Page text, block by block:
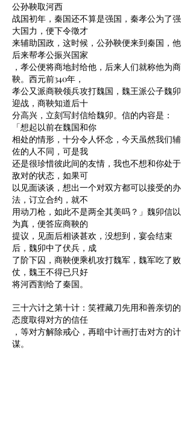
公孙鞅取河西
战国初年，秦国还不算是强国，秦孝公为了强
大国力，便下令徵才
来辅助国政，这时候，公孙鞅便来到秦国，他
后来帮孝公振兴国家
，孝公便将商地封给他，后来人们就称他为商
鞅。西元前340年，
孝公又派商鞅领兵攻打魏国，魏王派公子魏卯
迎战，商鞅知道后十
分高兴，立刻写封信给魏卯。信的内容是：
「想起以前在魏国和你
相处的情形，十分令人怀念，今天虽然我们辅
佐的人不同，可是我
还是很珍惜彼此间的友情，我也不想和你处于
敌对的状态，如果可
以见面谈谈，想出一个对双方都可以接受的办
法，订立合约，就不
用动刀枪，如此不是两全其美吗？」魏卯信以
为真，便答应商鞅的
提议，见面后相谈甚欢，没想到，宴会结束
后，魏卯中了伏兵，成
了阶下囚，商鞅便乘机攻打魏军，魏军吃了败
仗，魏王不得已只好
将河西割给了秦国。
三十六计之第十计：笑裡藏刀先用和善亲切的
态度取得对方的信任
，等对方解除戒心，再暗中计画打击对方的计
谋。